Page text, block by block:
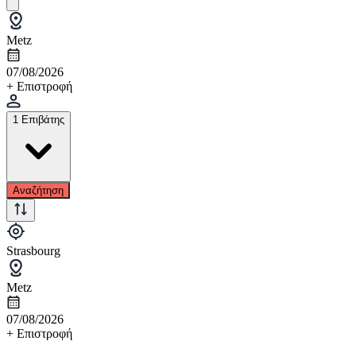
Metz
07/08/2026
+ Επιστροφή
1 Επιβάτης
Αναζήτηση
Strasbourg
Metz
07/08/2026
+ Επιστροφή